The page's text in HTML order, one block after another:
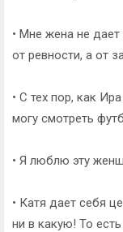
• Мне жена не
от ревности, а от
• С тех пор, как
могу смотреть
• Я люблю эту
• Катя дает себя
ни в какую! То